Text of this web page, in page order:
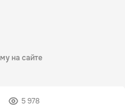
на сайте
5 978